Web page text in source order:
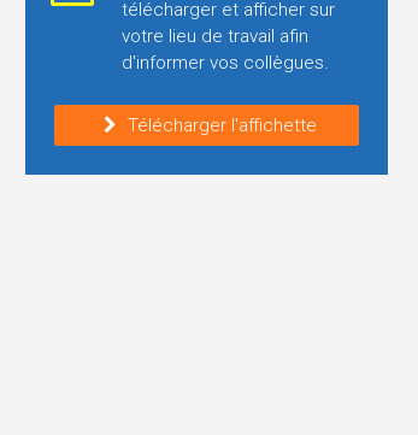
télécharger et afficher sur
votre lieu de travail afin
d'informer vos collègues.
Télécharger l'affichette